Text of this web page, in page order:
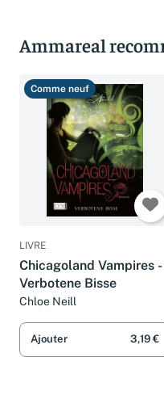
Ammareal
Comme neuf
LIVRE
Chicagoland Vampires -
Verbotene Bisse
Chloe Neill
Ajouter 3,19 €